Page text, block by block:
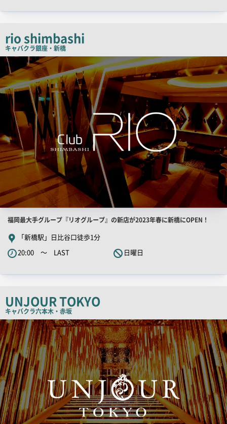
コ
ピ
ー
rio shimbashi
キャバクラ銀座・新橋
検
索
結
果
一
覧
店
舗
PR
キ
コ
ピ
ー
福岡最大手グループ『リオグループ』の新店が2023年春に新橋にOPEN！
「新橋駅」日比谷口徒歩1分
20:00 ～ LAST
日曜日
UNJOUR TOKYO
キャバクラ六本木・赤坂
検
索
結
果
一
覧
用
画
像